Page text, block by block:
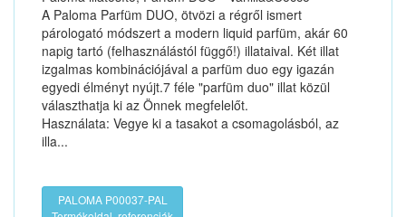
A Paloma Parfüm DUO, ötvözi a régről ismert
párologató módszert a modern liquid parfüm, akár 60
napig tartó (felhasználástól függő!) illataival. Két illat
izgalmas kombinációjával a parfüm duo egy igazán
egyedi élményt nyújt.7 féle "parfüm duo" illat közül
választhatja ki az Önnek megfelelőt.
Használata: Vegye ki a tasakot a csomagolásból, az
illa...
PALOMA P00037-PAL